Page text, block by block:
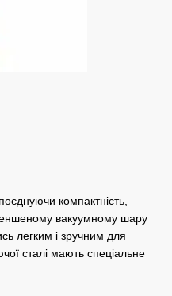
компактність,
вакуумному шару
легким і зручним для
сталі мають спеціальне